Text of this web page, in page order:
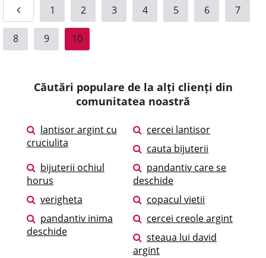
1 2 3 4 5 6 7
8 9 10
Căutări populare de la alți clienți din
comunitatea noastră
lantisor argint cu
cruciulita
cercei lantisor
cauta bijuterii
bijuterii ochiul
horus
pandantiv care se
deschide
verigheta
copacul vietii
pandantiv inima
deschide
cercei creole argint
steaua lui david
argint